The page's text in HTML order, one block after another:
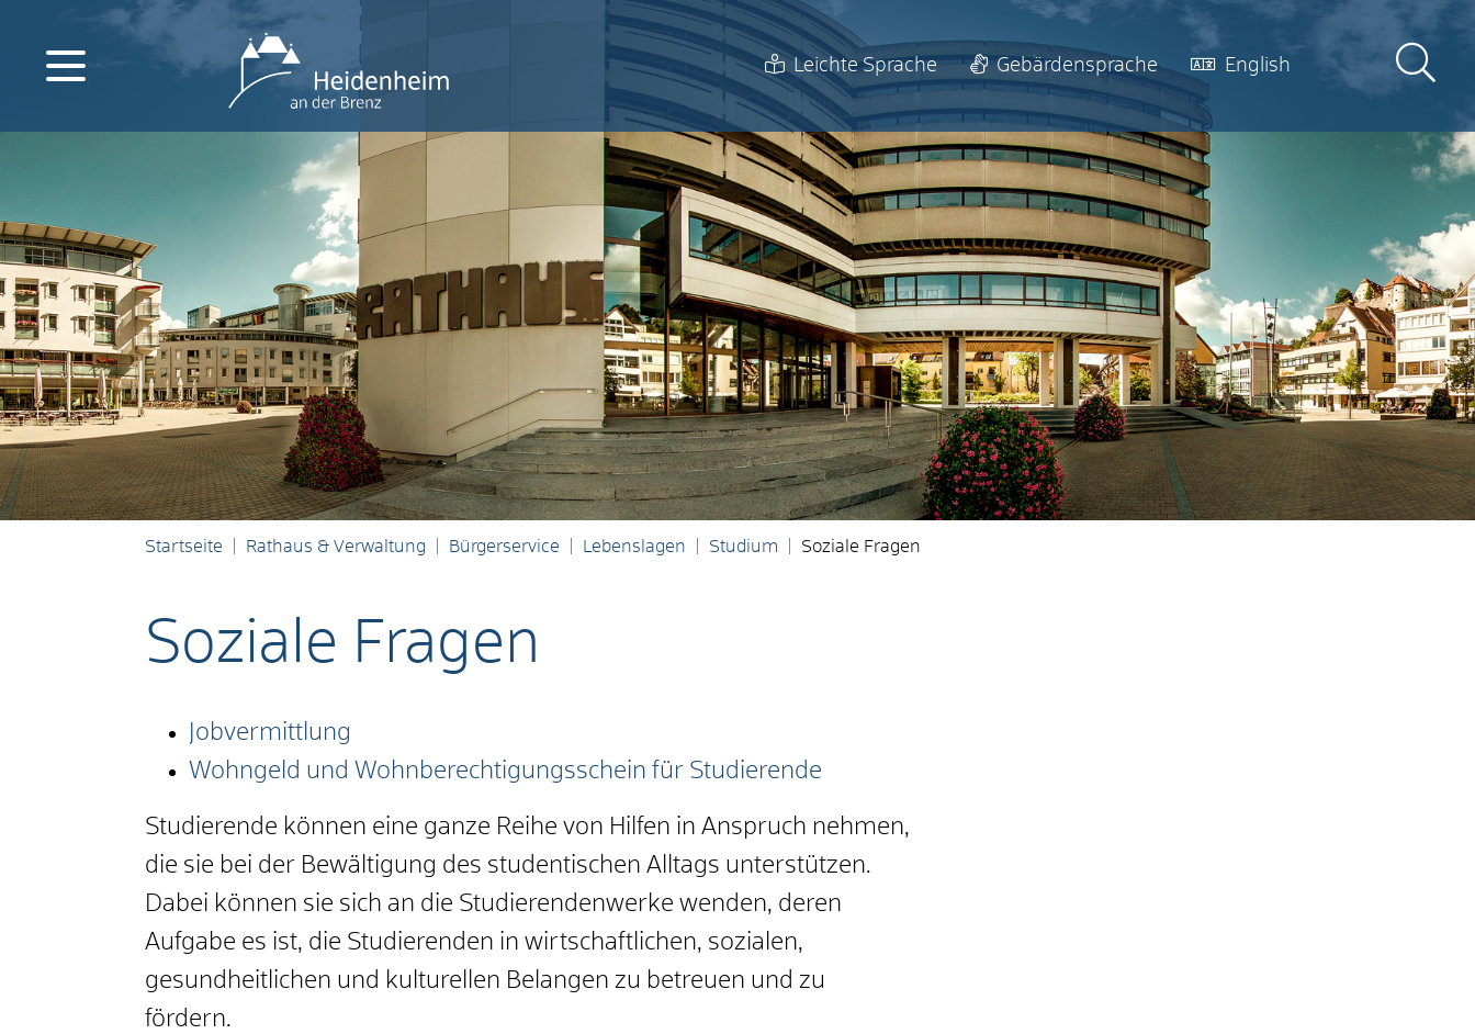
Leichte Sprache Gebärdensprache English
Startseite Rathaus & Verwaltung Bürgerservice Lebenslagen Studium Soziale Fragen
Soziale Fragen
Jobvermittlung
Wohngeld und Wohnberechtigungsschein für Studierende
Studierende können eine ganze Reihe von Hilfen in Anspruch nehmen,
die sie bei der Bewältigung des studentischen Alltags unterstützen.
Dabei können sie sich an die Studierendenwerke wenden, deren
Aufgabe es ist, die Studierenden in wirtschaftlichen, sozialen,
gesundheitlichen und kulturellen Belangen zu betreuen und zu
fördern.